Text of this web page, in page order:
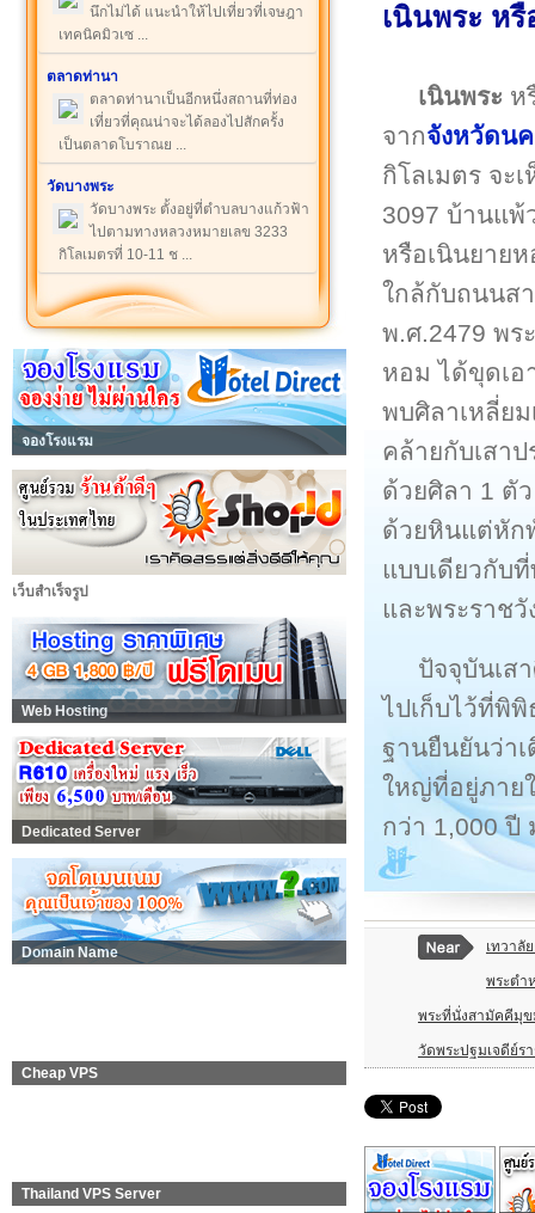
นึกไม่ได้ แนะนำให้ไปเที่ยวที่เจษฎา
เทคนิคมิวเซ ...
ตลาดท่านา
ตลาดท่านาเป็นอีกหนึ่งสถานที่ท่อง
เที่ยวที่คุณน่าจะได้ลองไปสักครั้ง
เป็นตลาดโบราณย ...
วัดบางพระ
วัดบางพระ ตั้งอยู่ที่ตำบลบางแก้วฟ้า
ไปตามทางหลวงหมายเลข 3233
กิโลเมตรที่ 10-11 ช ...
จองโรงแรม
เว็บสำเร็จรูป
Web Hosting
Dedicated Server
Domain Name
Cheap VPS
Thailand VPS Server
เนินพระ ห
เนินพระ ห
จากจังหวัดน
กิโลเมตร จะ
3097 บ้านแพ้
หรือเนินยาย
ใกล้กับถนนส
พ.ศ.2479 พร
หอม ได้ขุดเอ
พบศิลาเหลี่ย
คล้ายกับเสา
ด้วยศิลา 1 ตั
ด้วยหินแต่หัก
แบบเดียวกับ
และพระราช
ปัจจุบันเส
ไปเก็บไว้ที่พิ
ฐานยืนยันว่า
ใหญ่ที่อยู่ภาย
กว่า 1,000
เทวาลั
พระตำ
พระที่นั่งสามัคคีมุ
วัดพระปฐมเจดีย์ร